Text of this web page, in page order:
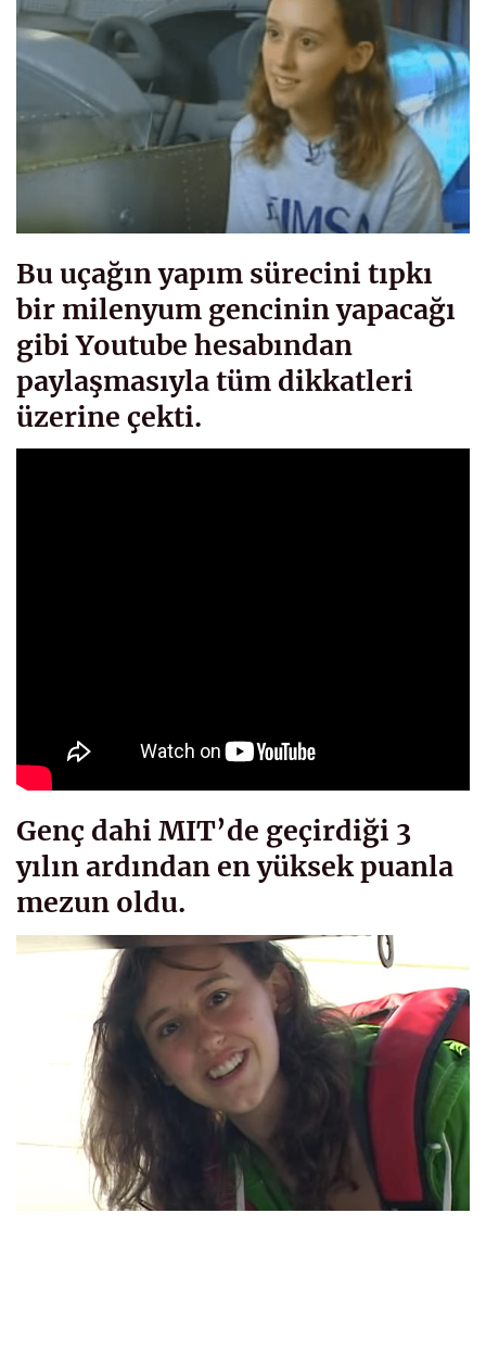
Bu uçağın yapım sürecini tıpkı
bir milenyum gencinin yapacağı
gibi Youtube hesabından
paylaşmasıyla tüm dikkatleri
üzerine çekti.
Genç dahi MIT’de geçirdiği 3
yılın ardından en yüksek puanla
mezun oldu.